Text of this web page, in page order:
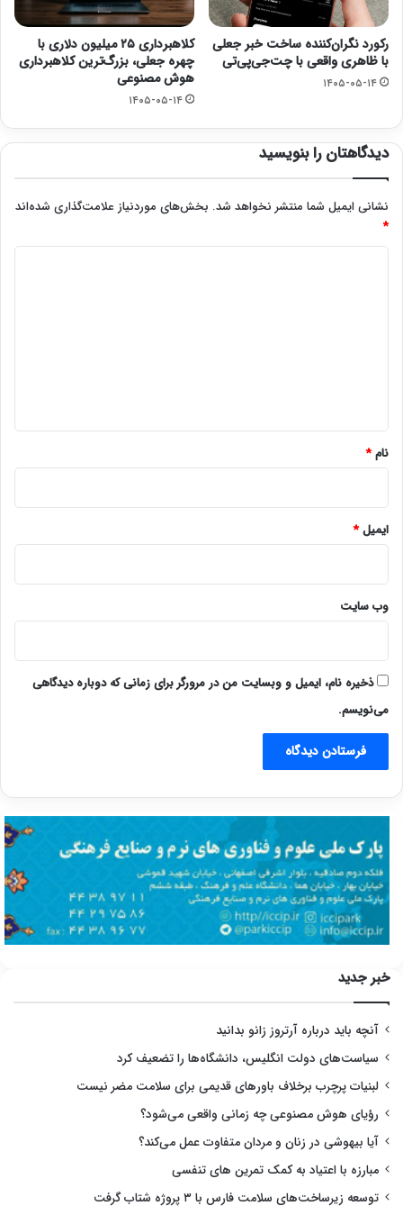
رکورد نگران‌کننده ساخت خبر جعلی
با ظاهری واقعی با چت‌جی‌پی‌تی
۱۴۰۵-۰۵-۱۴
کلاهبرداری ۲۵ میلیون دلاری با
چهره جعلی، بزرگ‌ترین کلاهبرداری
هوش مصنوعی
۱۴۰۵-۰۵-۱۴
دیدگاهتان را بنویسید
نشانی ایمیل شما منتشر نخواهد شد. بخش‌های موردنیاز علامت‌گذاری شده‌اند
*
نام*
ایمیل*
وب‌ سایت
ذخیره نام، ایمیل و وبسایت من در مرورگر برای زمانی که دوباره دیدگاهی
می‌نویسم.
خبر جدید
آنچه باید درباره آرتروز زانو بدانید
سیاست‌های دولت انگلیس، دانشگاه‌ها را تضعیف کرد
لبنیات پرچرب برخلاف باورهای قدیمی برای سلامت مضر نیست
رؤیای هوش مصنوعی چه زمانی واقعی می‌شود؟
آیا بیهوشی در زنان و مردان متفاوت عمل می‌کند؟
مبارزه با اعتیاد به کمک تمرین های تنفسی
توسعه زیرساخت‌های سلامت فارس با ۳ پروژه شتاب گرفت